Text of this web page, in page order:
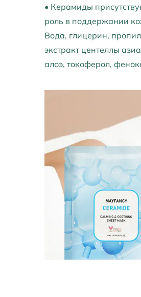
• Керамиды
роль в поддержании
Вода, глицерин,
экстракт центеллы
алоэ, токоферол,